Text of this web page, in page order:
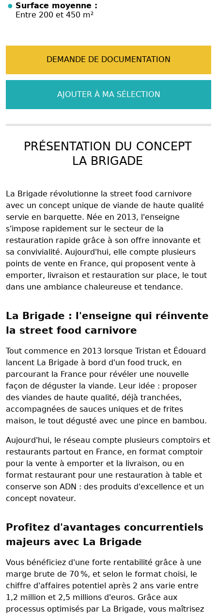
Surface moyenne :
Entre 200 et 450 m²
DEMANDE DE DOCUMENTATION
AJOUTER À MA SÉLECTION
PRÉSENTATION DU CONCEPT
LA BRIGADE
La Brigade révolutionne la street food carnivore
avec un concept unique de viande de haute qualité
servie en barquette. Née en 2013, l'enseigne
s'impose rapidement sur le secteur de la
restauration rapide grâce à son offre innovante et
sa convivialité. Aujourd'hui, elle compte plusieurs
points de vente en France, qui proposent vente à
emporter, livraison et restauration sur place, le tout
dans une ambiance chaleureuse et tendance.
La Brigade : l'enseigne qui réinvente
la street food carnivore
Tout commence en 2013 lorsque Tristan et Édouard
lancent La Brigade à bord d'un food truck, en
parcourant la France pour révéler une nouvelle
façon de déguster la viande. Leur idée : proposer
des viandes de haute qualité, déjà tranchées,
accompagnées de sauces uniques et de frites
maison, le tout dégusté avec une pince en bambou.
Aujourd'hui, le réseau compte plusieurs comptoirs et
restaurants partout en France, en format comptoir
pour la vente à emporter et la livraison, ou en
format restaurant pour une restauration à table et
conserve son ADN : des produits d'excellence et un
concept novateur.
Profitez d'avantages concurrentiels
majeurs avec La Brigade
Vous bénéficiez d'une forte rentabilité grâce à une
marge brute de 70 %, et selon le format choisi, le
chiffre d'affaires potentiel après 2 ans varie entre
1,2 million et 2,5 millions d'euros. Grâce aux
processus optimisés par La Brigade, vous maîtrisez